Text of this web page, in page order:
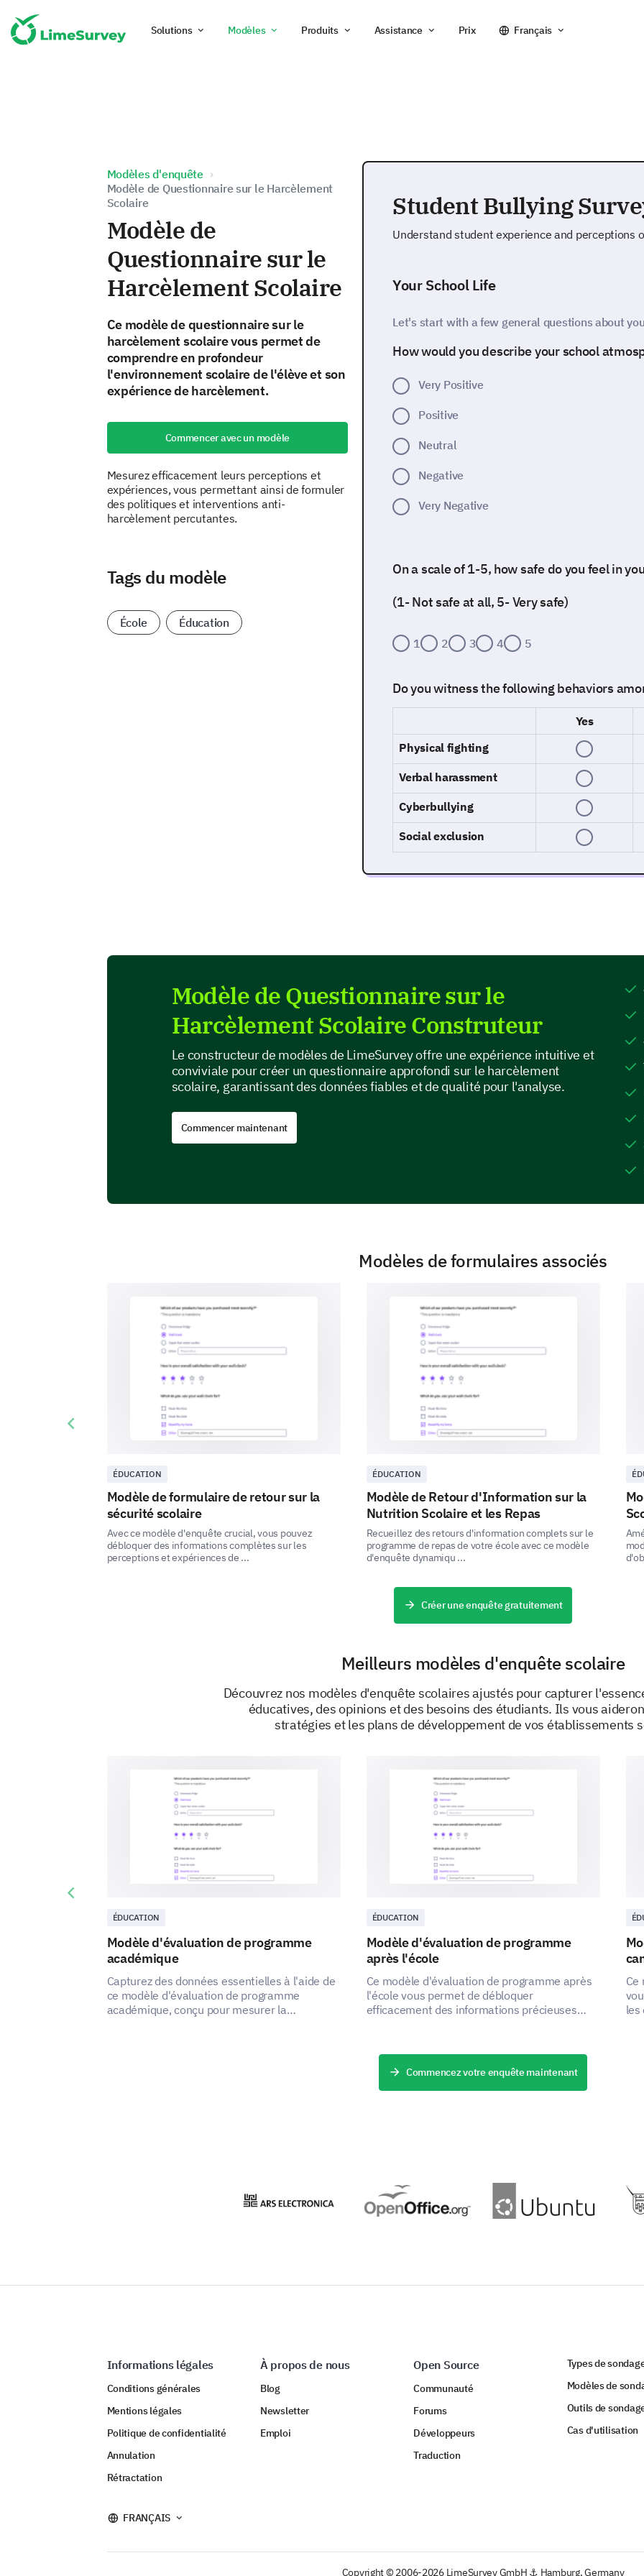
Solutions Modèles Produits Assistance Prix Français
Modèles d'enquête
Modèle de Questionnaire sur le Harcèlement
Scolaire
Modèle de
Questionnaire sur le
Harcèlement Scolaire
Ce modèle de questionnaire sur le
harcèlement scolaire vous permet de
comprendre en profondeur
l'environnement scolaire de l'élève et son
expérience de harcèlement.
Commencer avec un modèle
Mesurez efficacement leurs perceptions et
expériences, vous permettant ainsi de formuler
des politiques et interventions anti-
harcèlement percutantes.
Tags du modèle
École Éducation
Student Bullying
Understand student experience and perceptions
Your School Life
Let's start with a few general questions about
How would you describe your school
Very Positive
Positive
Neutral
Negative
Very Negative
On a scale of 1-5, how safe do you feel in
(1- Not safe at all, 5- Very safe)
1 2 3 4 5
Do you witness the following behaviors
Yes
Physical fighting
Verbal harassment
Cyberbullying
Social exclusion
Prefer not to say
Can you provide an instance where you felt
situation (optional).
Looking at actions taken and resources available
authority?
If yes, what was the response?
Immediate action taken
No action taken
Are you aware of any anti-bullying
available at your school?
Not sure
PROPULSÉ PAR
Modèle de Questionnaire sur le
Harcèlement Scolaire Construteur
Le constructeur de modèles de LimeSurvey offre une expérience intuitive et
conviviale pour créer un questionnaire approfondi sur le harcèlement
scolaire, garantissant des données fiables et de qualité pour l'analyse.
Commencer maintenant
Modèles de formulaires associés
ÉDUCATION
Modèle de formulaire de retour sur la
sécurité scolaire
Avec ce modèle d'enquête crucial, vous pouvez
débloquer des informations complètes sur les
perceptions et expériences de ...
ÉDUCATION
Modèle de Retour d'Information sur la
Nutrition Scolaire et les Repas
Recueillez des retours d'information complets sur le
programme de repas de votre école avec ce modèle
d'enquête dynamiqu ...
Previous slide
Créer une enquête gratuitement
Meilleurs modèles d'enquête scolaire
Découvrez nos modèles d'enquête scolaires ajustés pour capturer
éducatives, des opinions et des besoins des étudiants. Ils vous
stratégies et les plans de développement de vos établissements
ÉDUCATION
Modèle d'évaluation de programme
académique
Capturez des données essentielles à l'aide de
ce modèle d'évaluation de programme
académique, conçu pour mesurer la
ÉDUCATION
Modèle d'évaluation de programme
après l'école
Ce modèle d'évaluation de programme après
l'école vous permet de débloquer
efficacement des informations précieuses
Ce
les
Previous slide
Commencez votre enquête maintenant
Informations légales
Conditions générales
Mentions légales
Politique de confidentialité
Annulation
Rétractation
À propos de nous
Blog
Newsletter
Emploi
Open Source
Communauté
Forums
Développeurs
Traduction
Types de
Modèles de
Outils de
Cas d'utilisation
FRANÇAIS
Copyright © 2006-2026 LimeSurvey GmbH ⚓ Hamburg, Germany